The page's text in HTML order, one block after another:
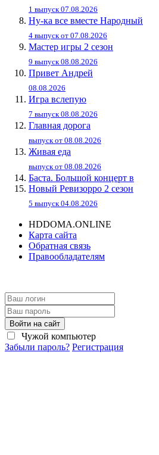
1 выпуск 07.08.2026
Ну-ка все вместе Народный
4 выпуск от 07.08.2026
Мастер игры 2 сезон
9 выпуск 08.08.2026
Привет Андpей
08.08.2026
Игра вслепую
7 выпуск 08.08.2026
Главная дорога
выпуск от 08.08.2026
Живaя eдa
выпуск от 08.08.2026
Баста. Большой концерт в
Новый Ревизорро 2 сезон
5 выпуск 04.08.2026
HDDOMA.ONLINE
Карта сайта
Обратная связь
Правообладателям
Войти на сайт
Чужой компьютер
Забыли пароль? Регистрация